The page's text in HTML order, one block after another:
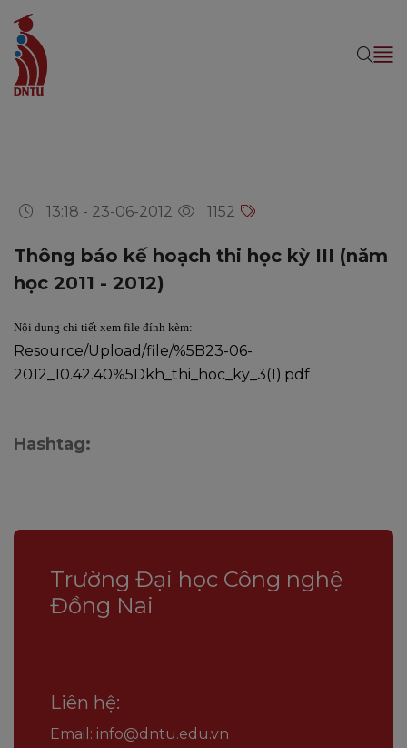
13:18 - 23-06-2012 1152
Thông báo kế hoạch thi học kỳ III (năm
học 2011 - 2012)
Nội dung chi tiết xem file đính kèm:
Resource/Upload/file/%5B23-06-
2012_10.42.40%5Dkh_thi_hoc_ky_3(1).pdf
Hashtag:
Trường Đại học Công nghệ
Đồng Nai
Liên hệ:
Email: info@dntu.edu.vn